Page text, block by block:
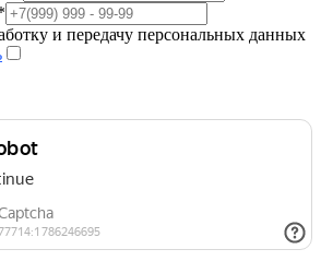
и передачу персональных данных